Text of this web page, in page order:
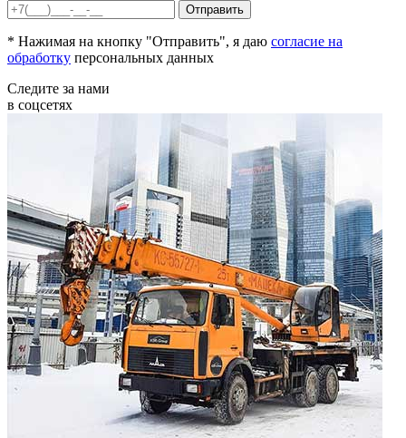
* Нажимая на кнопку "Отправить", я даю согласие на
обработку персональных данных
Следите за нами
в соцсетях